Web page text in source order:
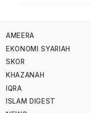
AMEERA
EKONOMI SYARIAH
SKOR
KHAZANAH
IQRA
ISLAM DIGEST